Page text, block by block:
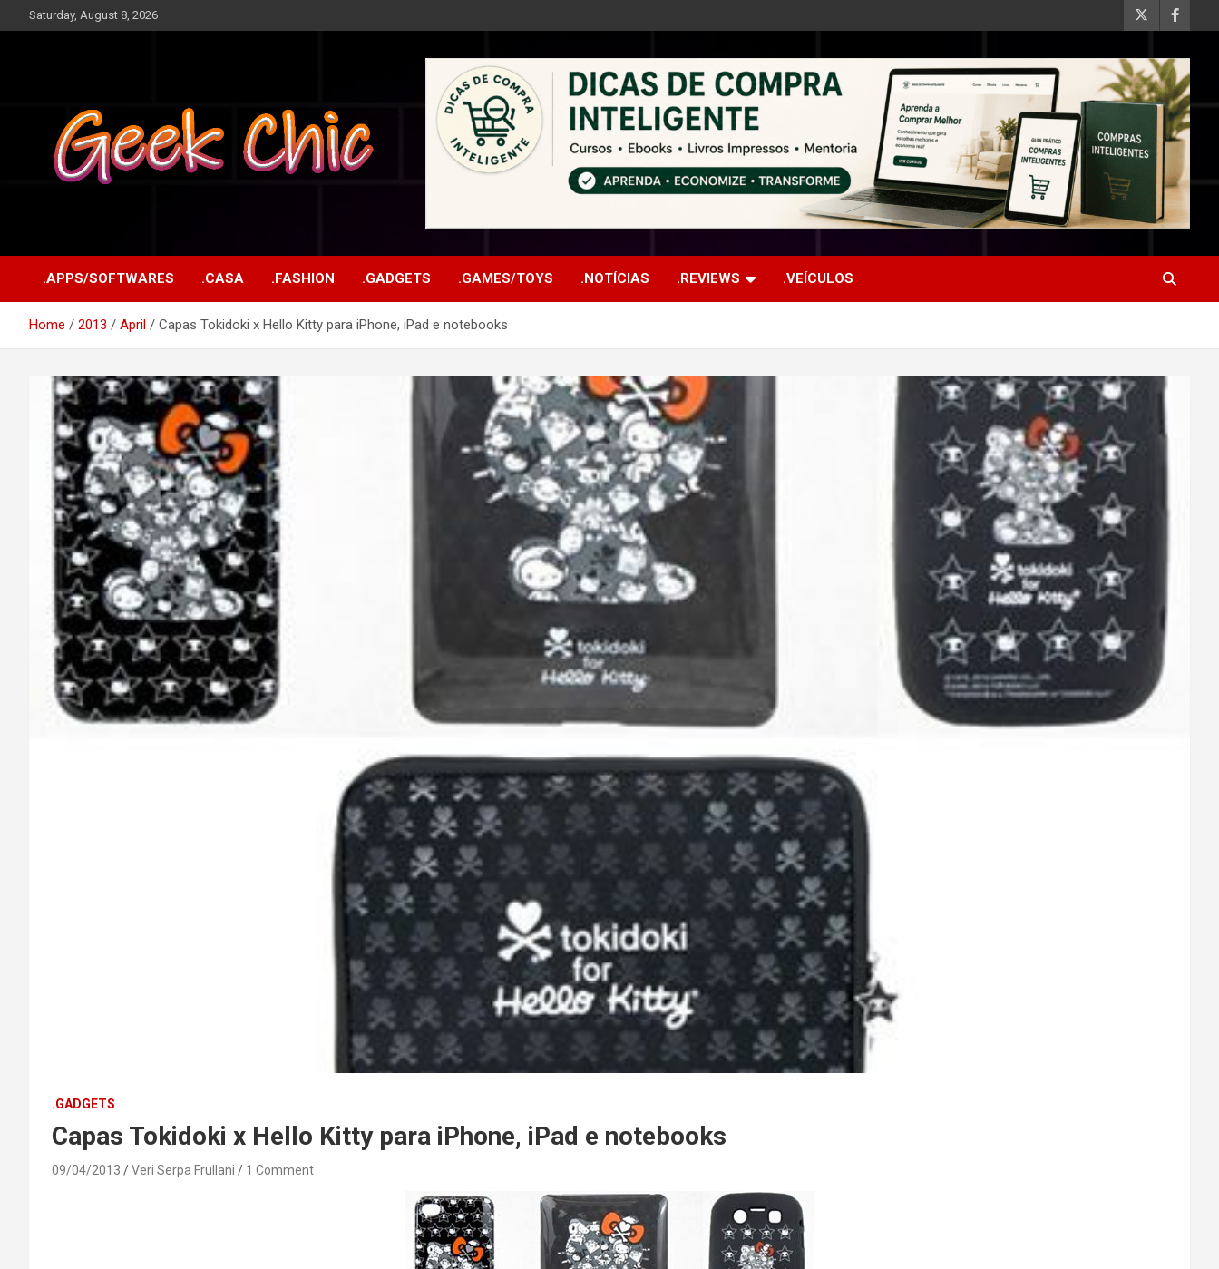
to
Saturday, August 8, 2026
.APPS/SOFTWARES .CASA .FASHION .GADGETS .GAMES/TOYS .NOTÍCIAS .REVIEWS .VEÍCULOS
Home 2013 April Capas Tokidoki x Hello Kitty para iPhone, iPad e notebooks
.GADGETS
Capas Tokidoki x Hello Kitty para iPhone, iPad e notebooks
09/04/2013 Veri Serpa Frullani 1 Comment